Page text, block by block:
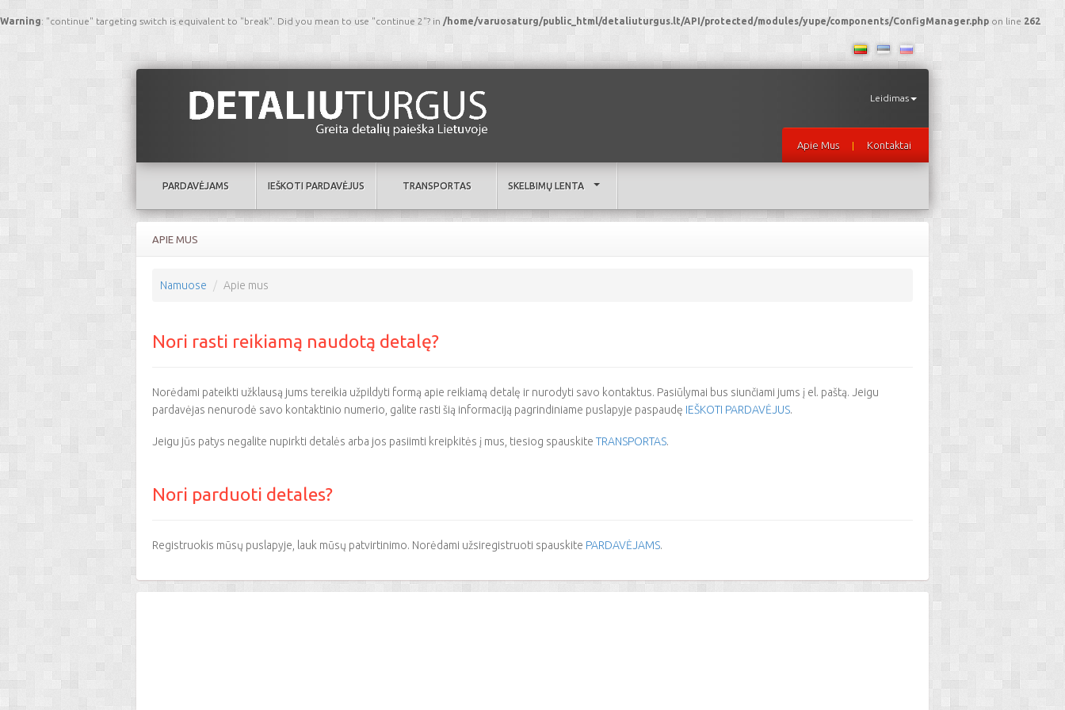
Warning: "continue" targeting switch is equivalent to "break". Did you mean to use "continue 2"? in /home/varuosaturg/public_html/detaliuturgus.lt/API/protected/modules/yupe/components/ConfigManager.php on line 262
Leidimas
Apie Mus | Kontaktai
PARDAVĖJAMS IEŠKOTI PARDAVĖJUS TRANSPORTAS SKELBIMŲ LENTA
APIE MUS
Namuose Apie mus
Nori rasti reikiamą naudotą detalę?
Norėdami pateikti užklausą jums tereikia užpildyti formą apie reikiamą detalę ir nurodyti savo kontaktus. Pasiūlymai bus siunčiami jums į el. paštą. Jeigu
pardavėjas nenurodė savo kontaktinio numerio, galite rasti šią informaciją pagrindiniame puslapyje paspaudę IEŠKOTI PARDAVĖJUS.
Jeigu jūs patys negalite nupirkti detalės arba jos pasiimti kreipkitės į mus, tiesiog spauskite TRANSPORTAS.
Nori parduoti detales?
Registruokis mūsų puslapyje, lauk mūsų patvirtinimo. Norėdami užsiregistruoti spauskite PARDAVĖJAMS.